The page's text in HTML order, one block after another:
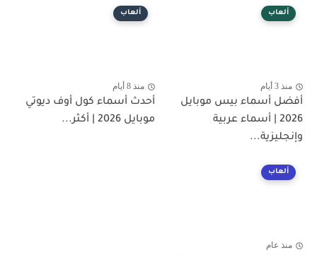
ألعاب
منذ 3 أيام
أفضل أسماء بيس موبايل
2026 | أسماء عربية
وإنجليزية...
ألعاب
منذ 8 أيام
أحدث أسماء كول أوف ديوتي
موبايل 2026 | أكثر...
ألعاب
منذ عام